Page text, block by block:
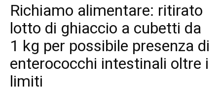
Richiamo alimentare: ritirato
lotto di ghiaccio a cubetti da
1 kg per possibile presenza di
enterococchi intestinali oltre i
limiti